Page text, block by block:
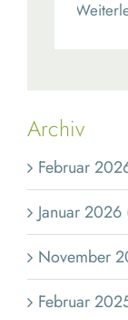
Read
Archiv
Februar
Januar 2026
November
Februar